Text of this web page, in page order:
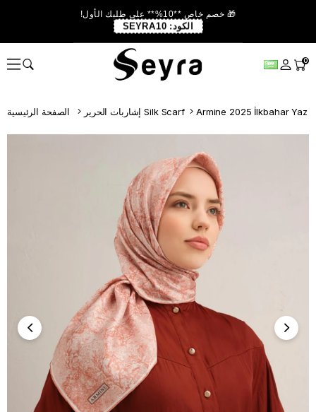
🎁 خصم خاص **10%** على طلبك الأول!
الكود: SEYRA10
0
إشاربات الحرير Silk Scarf Armine 2025 İlkbahar Yaz